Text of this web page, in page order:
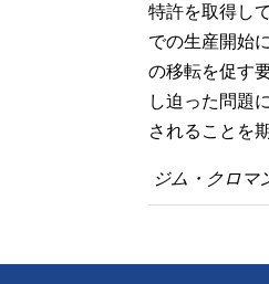
特許を取得し
での生産開始
の移転を促す
し迫った問題
されることを
ジム・クロマ